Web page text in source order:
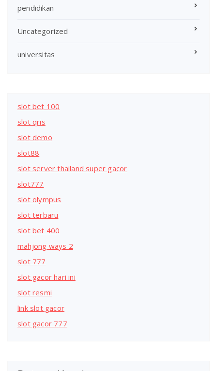
pendidikan
Uncategorized
universitas
slot bet 100
slot qris
slot demo
slot88
slot server thailand super gacor
slot777
slot olympus
slot terbaru
slot bet 400
mahjong ways 2
slot 777
slot gacor hari ini
slot resmi
link slot gacor
slot gacor 777